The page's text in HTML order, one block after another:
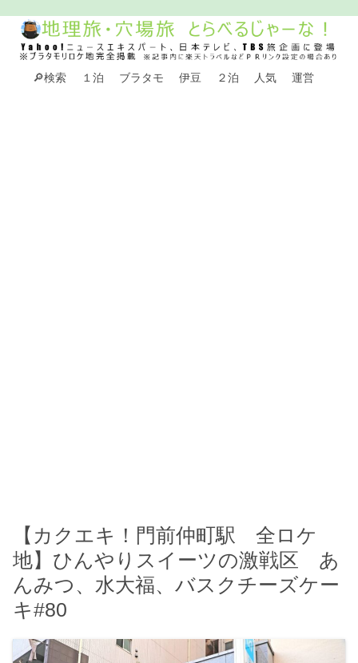
🔎検索 １泊 ブラタモ 伊豆 ２泊 人気 運営
【カクエキ！門前仲町駅 全ロケ
地】ひんやりスイーツの激戦区 あ
んみつ、水大福、バスクチーズケー
キ#80